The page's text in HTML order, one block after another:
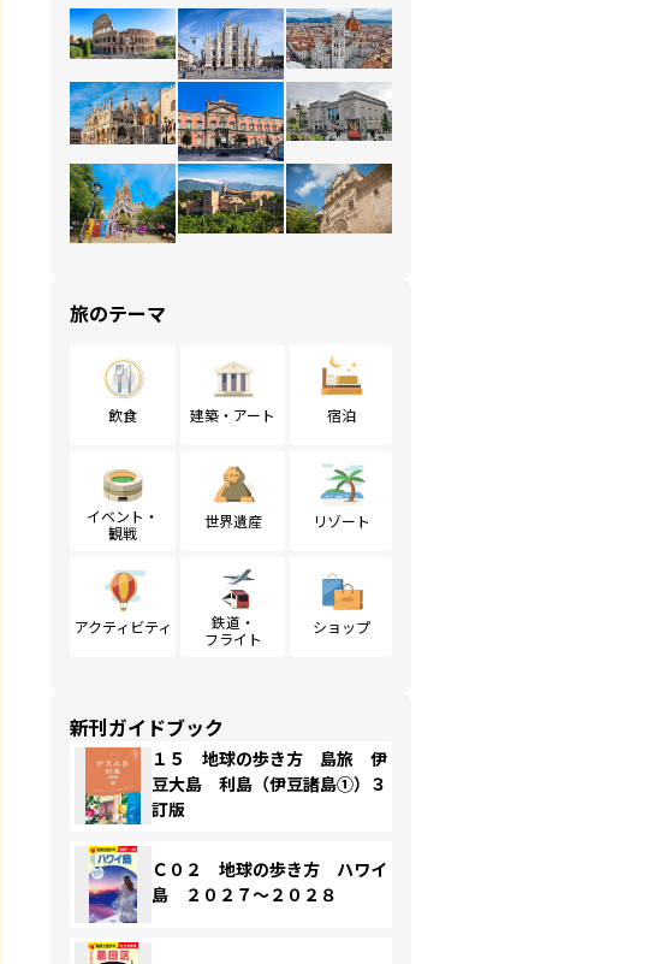
旅のテーマ
飲食 建築・アート 宿泊
イベント・
観戦
世界遺産 リゾート
アクティビティ
鉄道・
フライト
ショップ
新刊ガイドブック
１５ 地球の歩き方 島旅 伊
豆大島 利島（伊豆諸島①）３
訂版
Ｃ０２ 地球の歩き方 ハワイ
島 ２０２７～２０２８